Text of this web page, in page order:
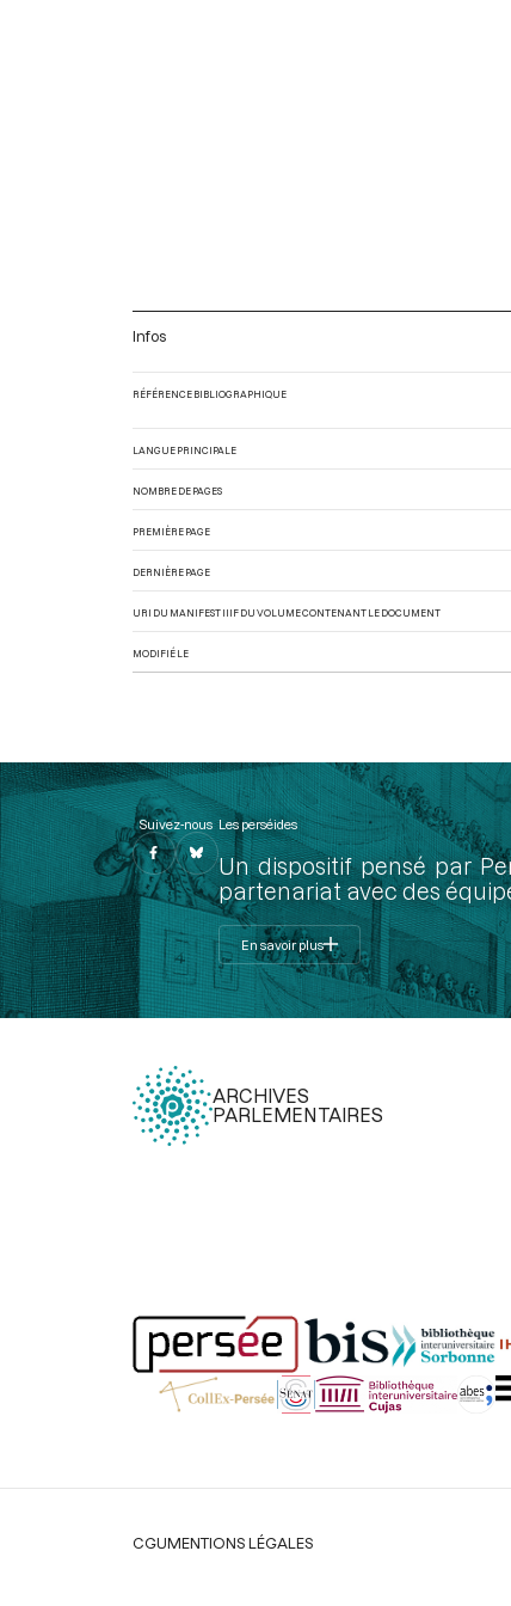
Infos
RÉFÉRENCE BIBLIOGRAPHIQUE
LANGUE PRINCIPALE
NOMBRE DE PAGES
PREMIÈRE PAGE
DERNIÈRE PAGE
URI DU MANIFEST IIIF DU VOLUME CONTENANT LE DOCUMENT
MODIFIÉ LE
Suivez-nous Les perséides
Un dispositif pensé par
partenariat avec des
En savoir plus
ARCHIVES
PARLEMENTAIRES
Légal
CGUMENTIONS LÉGALES